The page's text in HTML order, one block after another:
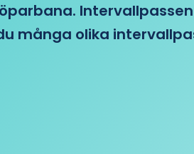
många olika